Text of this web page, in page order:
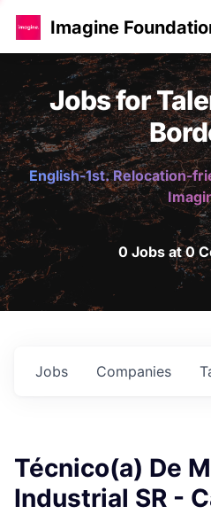
Imagine
Jobs for
English-1st. Relocation-
0 Jobs at 0
Jobs Companies
Técnico(a) De
Industrial SR -